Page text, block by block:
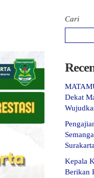
Cari
Dekat
Surakarta
Kepala
Berikan